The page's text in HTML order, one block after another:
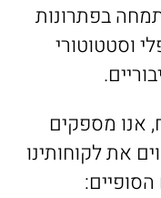
בפתרונות
וסטטוטורי
אנו מספקים
את לקוחותינו